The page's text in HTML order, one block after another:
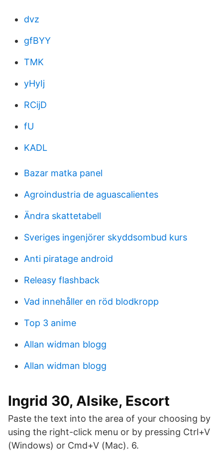
dvz
gfBYY
TMK
yHyIj
RCijD
fU
KADL
Bazar matka panel
Agroindustria de aguascalientes
Ändra skattetabell
Sveriges ingenjörer skyddsombud kurs
Anti piratage android
Releasy flashback
Vad innehåller en röd blodkropp
Top 3 anime
Allan widman blogg
Allan widman blogg
Ingrid 30, Alsike, Escort
Paste the text into the area of your choosing by
using the right-click menu or by pressing Ctrl+V
(Windows) or Cmd+V (Mac). 6.